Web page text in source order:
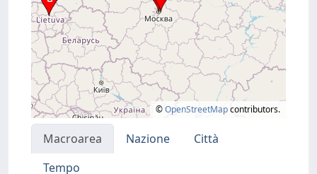
©OpenStreetMapcontributors.
Macroarea Nazione
Città
Tempo